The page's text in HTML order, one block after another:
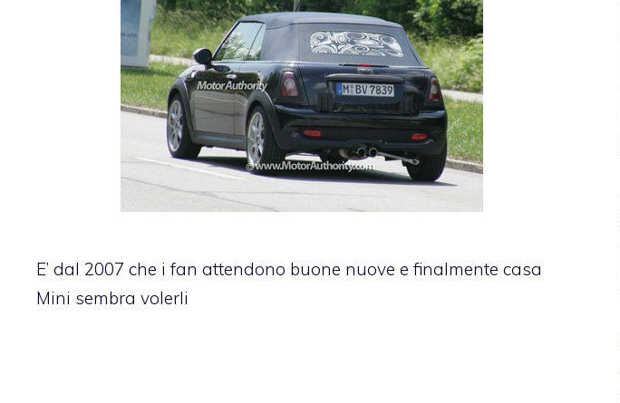
E’ dal 2007 che i fan attendono buone nuove e finalmente casa
Mini sembra volerli